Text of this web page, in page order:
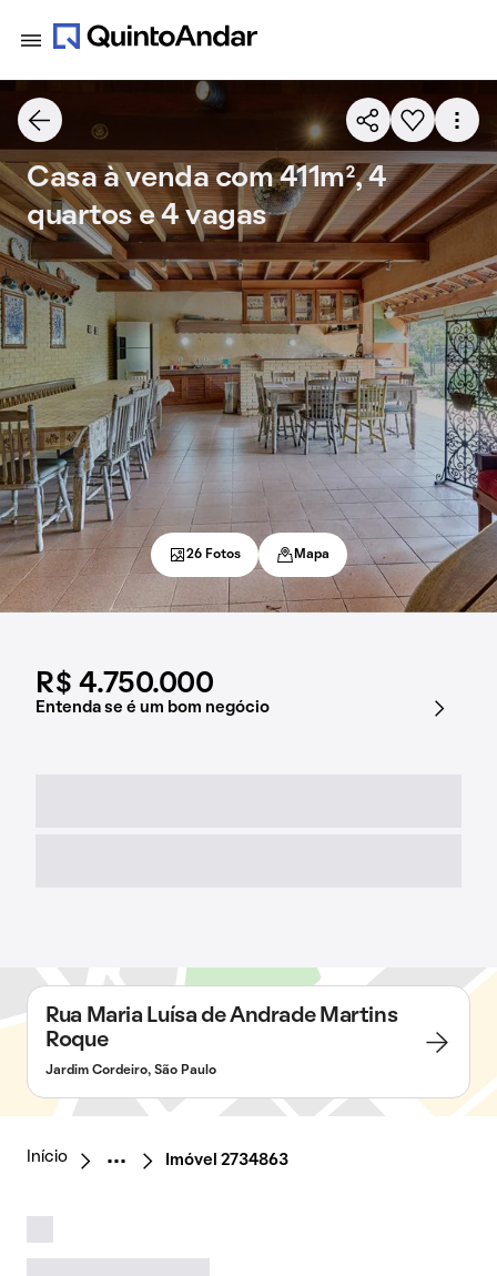
R$ 4.750.000
Entenda se é um bom negócio
Casa à venda com 411m², 4
quartos e 4 vagas
26 Fotos Mapa
Rua Maria Luísa de Andrade Martins
Roque
Jardim Cordeiro, São Paulo
Início Imóvel 2734863